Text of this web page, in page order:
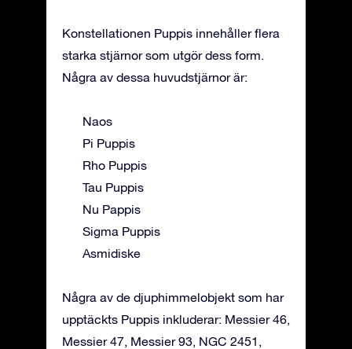
Konstellationen Puppis innehåller flera
starka stjärnor som utgör dess form.
Några av dessa huvudstjärnor är:
Naos
Pi Puppis
Rho Puppis
Tau Puppis
Nu Pappis
Sigma Puppis
Asmidiske
Några av de djuphimmelobjekt som har
upptäckts Puppis inkluderar: Messier 46,
Messier 47, Messier 93, NGC 2451,